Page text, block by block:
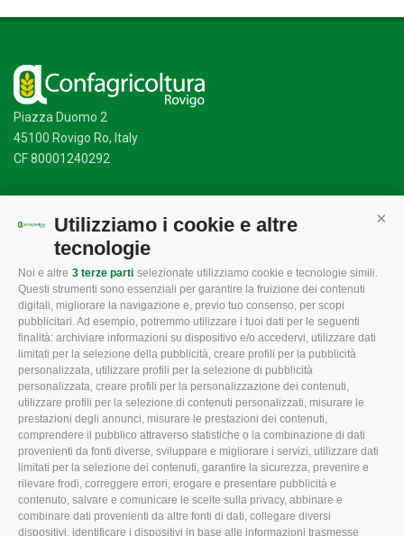
Utilizziamo i cookie e altre
tecnologie
Noi e altre 3 terze parti selezionate utilizziamo cookie e tecnologie simili.
Questi strumenti sono essenziali per garantire la fruizione dei contenuti
digitali, migliorare la navigazione e, previo tuo consenso, per scopi
pubblicitari. Ad esempio, potremmo utilizzare i tuoi dati per le seguenti
finalità: archiviare informazioni su dispositivo e/o accedervi, utilizzare dati
limitati per la selezione della pubblicità, creare profili per la pubblicità
personalizzata, utilizzare profili per la selezione di pubblicità
personalizzata, creare profili per la personalizzazione dei contenuti,
utilizzare profili per la selezione di contenuti personalizzati, misurare le
prestazioni degli annunci, misurare le prestazioni dei contenuti,
comprendere il pubblico attraverso statistiche o la combinazione di dati
provenienti da fonti diverse, sviluppare e migliorare i servizi, utilizzare dati
limitati per la selezione dei contenuti, garantire la sicurezza, prevenire e
rilevare frodi, correggere errori, erogare e presentare pubblicità e
contenuto, salvare e comunicare le scelte sulla privacy, abbinare e
combinare dati provenienti da altre fonti di dati, collegare diversi
dispositivi, identificare i dispositivi in base alle informazioni trasmesse
Piazza Duomo 2
45100 Rovigo Ro, Italy
CF 80001240292
Mappa del sito/Privacy Policy/Cookie Policy
CONFAGRICOLTURA
ROVIGO
L'Associazione
Missione e Progetto
Organigramma aziendale
I Nostri Servizi
Uffici della Sede provinciale
Le Sedi di Zona
Agricoltori S.r.l.
CONFAGRICOLTURA
INFORMA
Tecnico
Fiscale
Lavoro
Ambiente
Associazione
CONFAGRICOLTURA ATTIVA